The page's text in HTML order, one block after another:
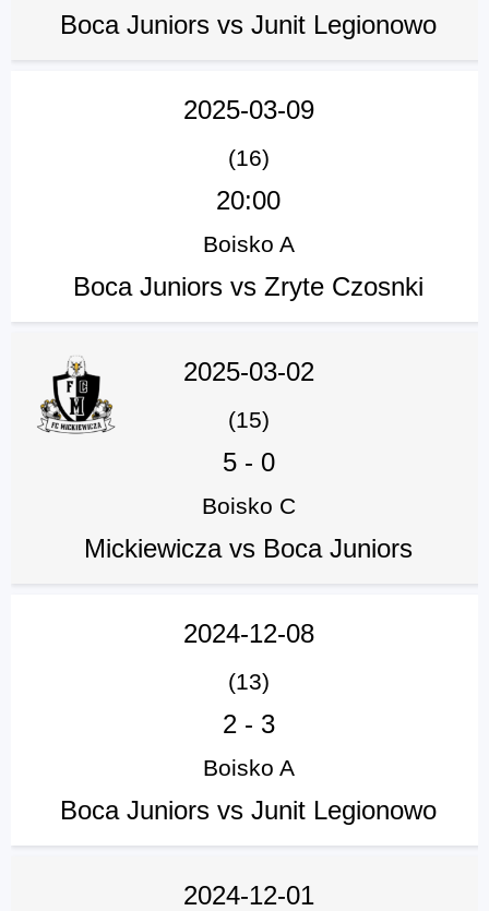
Boca Juniors vs Junit Legionowo
2025-03-09
(16)
20:00
Boisko A
Boca Juniors vs Zryte Czosnki
2025-03-02
(15)
5- 0
Boisko C
Mickiewicza vs Boca Juniors
2024-12-08
(13)
2- 3
Boisko A
Boca Juniors vs Junit Legionowo
2024-12-01